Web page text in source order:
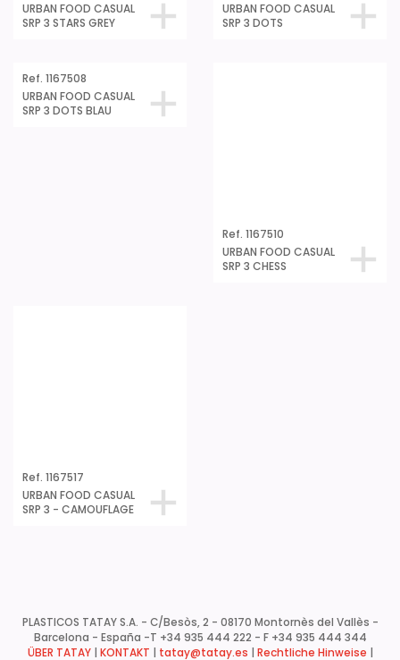
URBAN FOOD CASUAL
SRP 3 STARS GREY
URBAN FOOD CASUAL
SRP 3 DOTS
Ref. 1167510
URBAN FOOD CASUAL
SRP 3 CHESS
Ref. 1167517
URBAN FOOD CASUAL
SRP 3 - CAMOUFLAGE
PLASTICOS TATAY S.A. - C/Besòs, 2 - 08170 Montornès del Vallès -
Barcelona - España -T +34 935 444 222 - F +34 935 444 344
ÜBER TATAY| KONTAKT tatay@tatay.es Rechtliche Hinweise